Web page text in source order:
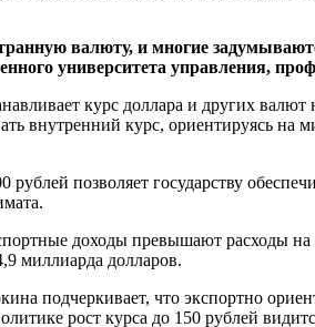
валюту, и многие
университета управления,
курс доллара и других валют
внутренний курс, ориентируясь на
позволяет государству
доходы превышают расходы
миллиарда долларов.
подчеркивает, что экспортно
рост курса до 150 рублей